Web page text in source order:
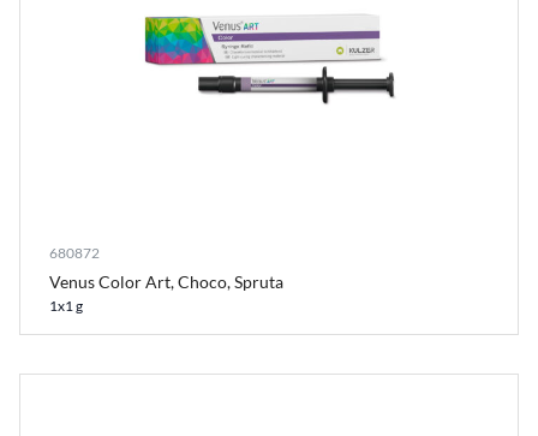
680872
Venus Color Art, Choco, Spruta
1x1 g